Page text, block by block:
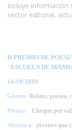
Incluye
sector editorial,
II PREMIO DE
"ESCUELA DE
14:10:2019
Género: Relato,
Premio:
Cheque por
Abierto a: jóvenes que